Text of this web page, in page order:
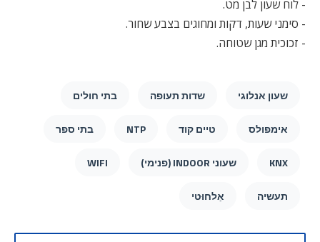
- לוח שעון לבן מט.
- סימני שעות, דקות ומחוגים בצבע שחור.
- זכוכית מגן שטוחה.
שעון אנלוגי שדות תעופה בתי חולים
אימפולס טיים קוד NTP בתי ספר
KNX שעוני INDOOR (פנימי) WIFI
תעשיה אַלחוּטי